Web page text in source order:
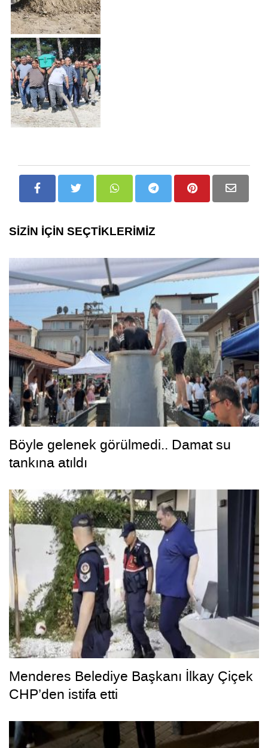
SİZİN İÇİN SEÇTİKLERİMİZ
Böyle gelenek görülmedi.. Damat su
tankına atıldı
Menderes Belediye Başkanı İlkay Çiçek
CHP’den istifa etti